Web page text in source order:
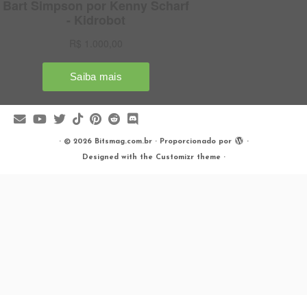
· © 2026 Bitsmag.com.br· Proporcionado por ·
Designed with the Customizr theme ·